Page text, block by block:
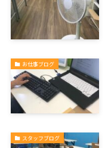
お仕事ブログ
スタッフブログ